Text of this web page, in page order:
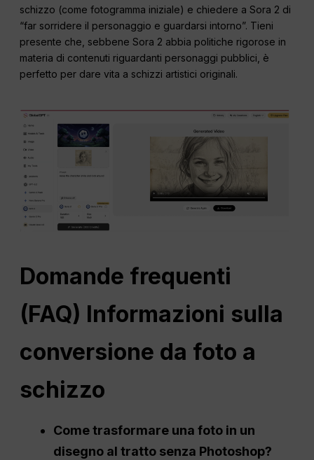
schizzo (come fotogramma iniziale) e chiedere a Sora 2 di
“far sorridere il personaggio e guardarsi intorno”. Tieni
presente che, sebbene Sora 2 abbia politiche rigorose in
materia di contenuti riguardanti personaggi pubblici, è
perfetto per dare vita a schizzi artistici originali.
Domande frequenti
(FAQ) Informazioni sulla
conversione da foto a
schizzo
Come trasformare una foto in un
disegno al tratto senza Photoshop?